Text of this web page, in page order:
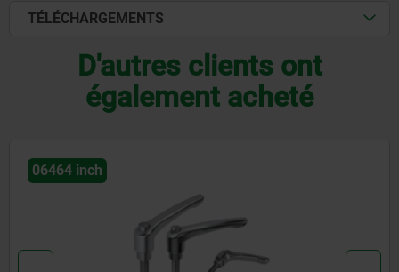
TÉLÉCHARGEMENTS
D'autres clients ont
également acheté
06459 inch